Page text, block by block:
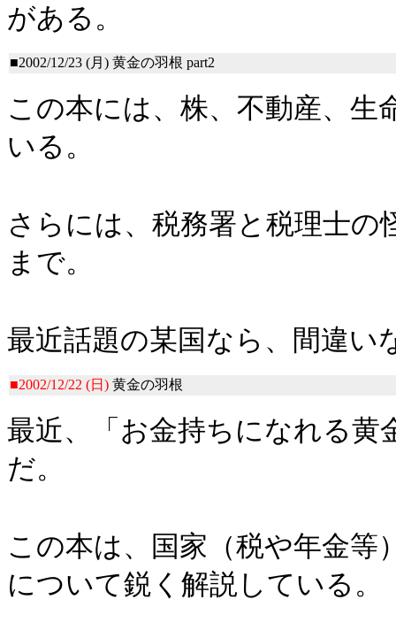
がある。
■2002/12/23 (月) 黄金の羽根 part2
この本には、株、不動産、生
いる。
さらには、税務署と税理士
まで。
最近話題の某国なら、間違い
■2002/12/22 (日) 黄金の羽根
最近、「お金持ちになれる黄
だ。
この本は、国家（税や年金等
について鋭く解説している。